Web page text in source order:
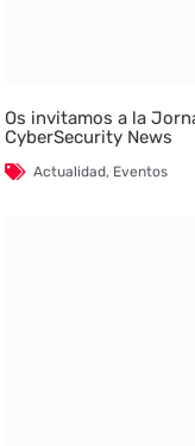
Os invitamos a la
CyberSecurity News
Actualidad, Eventos